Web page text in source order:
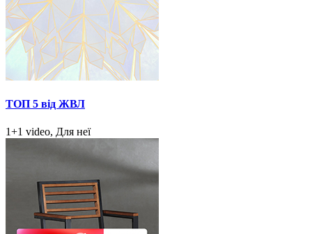
ТОП 5 від ЖВЛ
1+1 video, Для неї